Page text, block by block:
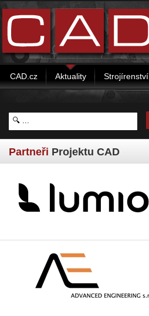
CAD.cz Aktuality Strojírenství
Partneři Projektu CAD